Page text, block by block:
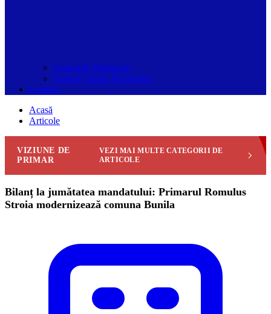
Grupurile Whatsapp
Spațiul Ghidul Primăriilor
Contact
Acasă
Articole
VIZIUNE DE
PRIMAR
VEZI MAI MULTE CATEGORII DE
ARTICOLE
Bilanț la jumătatea mandatului: Primarul Romulus
Stroia modernizează comuna Bunila